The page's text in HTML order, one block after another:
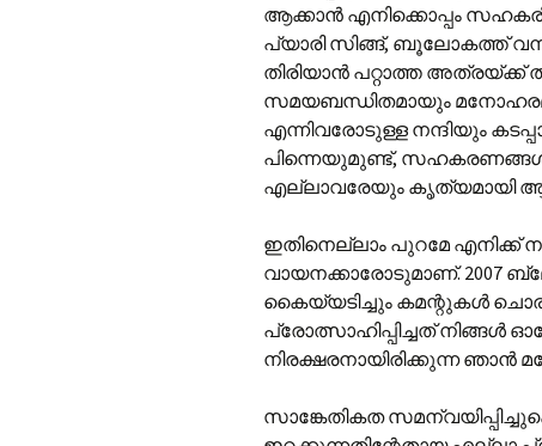
ആക്കാൻ എനിക്കൊപ്പം
പ്യാരി സിങ്ങ്, ബൂലോകത്ത്
തിരിയാൻ പറ്റാത്ത അത്രയ്ക്ക്
സമയബന്ധിതമായും
എന്നിവരോടുള്ള നന്ദിയും
പിന്നെയുമുണ്ട്, സഹകരണങ്ങൾ
എല്ലാവരേയും കൃത്യമായി
ഇതിനെല്ലാം പുറമേ
വായനക്കാരോടുമാണ്. 2007
കൈയ്യടിച്ചും കമന്റുകൾ
പ്രോത്സാഹിപ്പിച്ചത്
നിരക്ഷരനായിരിക്കുന്ന ഞാൻ
സാങ്കേതികത